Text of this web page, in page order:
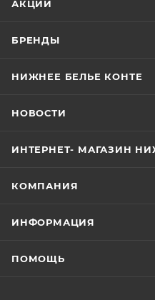
АКЦИИ
БРЕНДЫ
НИЖНЕЕ БЕЛЬЕ КОНТЕ
НОВОСТИ
ИНТЕРНЕТ- МАГАЗИН
КОМПАНИЯ
ИНФОРМАЦИЯ
ПОМОЩЬ